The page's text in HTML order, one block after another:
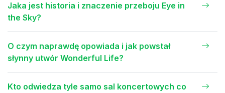
Jaka jest historia i znaczenie przeboju Eye in
the Sky?
O czym naprawdę opowiada i jak powstał
słynny utwór Wonderful Life?
Kto odwiedza tyle samo sal koncertowych co